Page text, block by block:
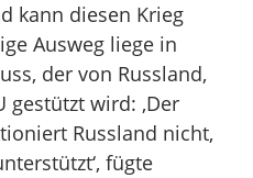
kann diesen Krieg
Ausweg liege in
der von Russland,
gestützt wird: ‚Der
Russland nicht,
fügte